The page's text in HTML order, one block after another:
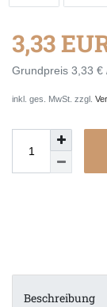
3,33
Grundpreis 3,33 €
inkl. ges. MwSt. zzgl.
Beschreibung